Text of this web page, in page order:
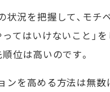
況を把握して、モチ
ってはいけないこと」
位は高いのです。
を高める方法は無数